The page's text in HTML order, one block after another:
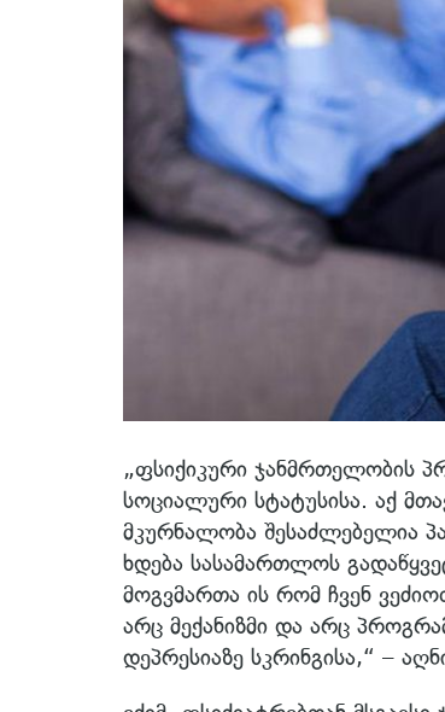
„ფსიქიკური ჯანმრთელობის
სოციალური სტატუსისა. აქ
მკურნალობა შესაძლებელია
ხდება სასამართლოს
მოგვმართა ის რომ ჩვენ
არც მექანიზმი და არც
დეპრესიაზე სკრინგისა,“ –